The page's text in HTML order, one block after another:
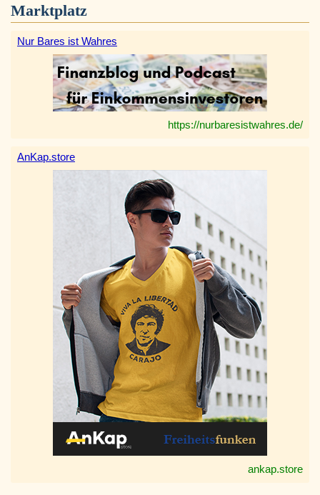
Marktplatz
Nur Bares ist Wahres
https://nurbaresistwahres.de/
AnKap.store
ankap.store